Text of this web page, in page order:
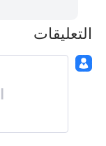
التعليقات